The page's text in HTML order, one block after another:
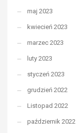
maj 2023
kwiecień 2023
marzec 2023
luty 2023
styczeń 2023
grudzień 2022
Listopad 2022
październik 2022